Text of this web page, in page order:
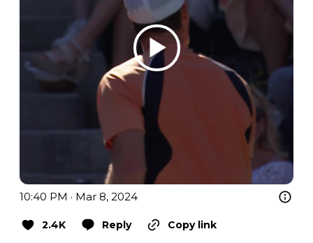
10:40 PM · Mar 8, 2024
2.4K Reply
Copy link